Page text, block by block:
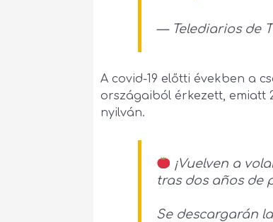
— Telediarios de
A covid-19 előtti években a
országaiból érkezett, emiatt
nyilván.
¡Vuelven a
tras dos años de
Se descargarán